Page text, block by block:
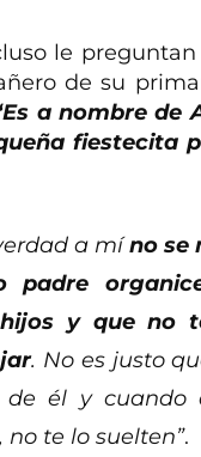
le
de su
a nombre de
fiestecita
a míno se
padre
y que no
. No es justo
de él y cuando
no te lo suelten”.